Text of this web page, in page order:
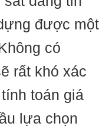
được một
có
rất khó xác
toán giá
lựa chọn